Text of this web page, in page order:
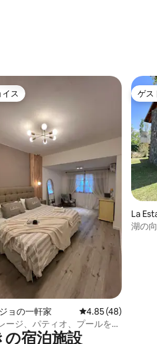
つ星の平均評価
つ星の平均評価
イス
ス
ョの一軒家 レビュー48件、5
4.85 (48)
ージ、パティオ、プールを備
ゲ
ゲス
La
湖の
宿泊施設